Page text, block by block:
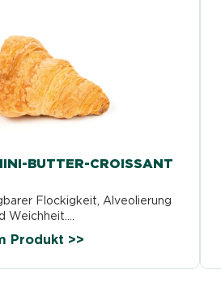
BUTTER-CROISSANT
Flockigkeit, Alveolierung
Weichheit....
Produkt >>